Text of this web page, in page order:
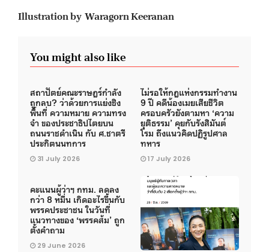
Illustration by Waragorn Keeranan
You might also like
สถาปัตย์คณะราษฎร์กำลัง
ถูกลบ? ว่าด้วยการแย่งชิง
พื้นที่ ความหมาย ความทรง
จำ ของประชาธิปไตยบน
ถนนราชดำเนิน กับ ศ.ชาตรี
ประกิตนนทการ
31 July 2026
ไม่รอให้กฎแห่งกรรมทำงาน
9 ปี คดีน้องเมยเสียชีวิต
ครอบครัวยังตามหา ‘ความ
ยุติธรรม’ คุยกับรังสิมันต์
โรม ถึงแนวคิดปฏิรูปศาล
ทหาร
17 July 2026
คะแนนผู้ว่าฯ กทม. ลดลง
กว่า 8 หมื่น เกิดอะไรขึ้นกับ
พรรคประชาชน ในวันที่
แนวทางของ ‘พรรคส้ม’ ถูก
ตั้งคำถาม
29 June 2026